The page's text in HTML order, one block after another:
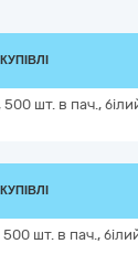
шт. в пач.,
шт. в пач.,